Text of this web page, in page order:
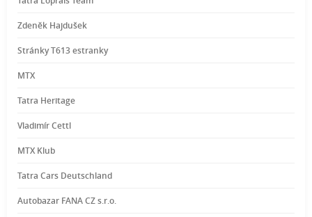
Zdeněk Hajdušek
Stránky T613 estranky
MTX
Tatra Heritage
Vladimír Cettl
MTX Klub
Tatra Cars Deutschland
Autobazar FANA CZ s.r.o.